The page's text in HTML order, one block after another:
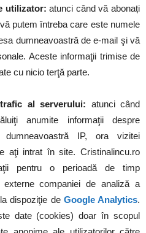
utilizator:atunci când vă abonați
putem întreba care este numele
dumneavoastră de e-mail şi vă
Aceste informaţii trimise de
cu nicio terţă parte.
al serverului: atunci când
anumite informaţii despre
IP, ora vizitei
aţi intrat în site. Cristinalincu.ro
pentru o perioadă de timp
companiei de analiză a
dispoziţie de Google Analytics.
date (cookies) doar în scopul